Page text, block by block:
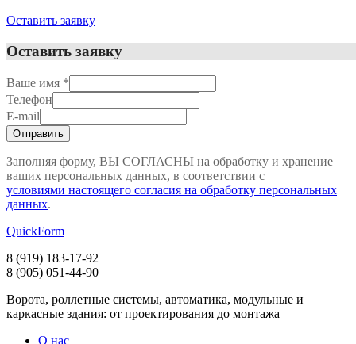
Оставить заявку
Оставить заявку
Ваше имя *
Телефон
E-mail
Заполняя форму, ВЫ СОГЛАСНЫ на обработку и хранение
ваших персональных данных, в соответствии с
условиями настоящего согласия на обработку персональных
данных.
QuickForm
8 (919) 183-17-92
8 (905) 051-44-90
Ворота, роллетные системы, автоматика, модульные и
каркасные здания: от проектирования до монтажа
О нас